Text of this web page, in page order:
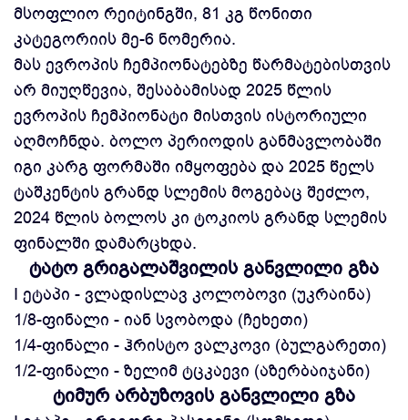
მსოფლიო რეიტინგში, 81 კგ წონითი
კატეგორიის მე-6 ნომერია.
მას ევროპის ჩემპიონატებზე წარმატებისთვის
არ მიუღწევია, შესაბამისად 2025 წლის
ევროპის ჩემპიონატი მისთვის ისტორიული
აღმოჩნდა. ბოლო პერიოდის განმავლობაში
იგი კარგ ფორმაში იმყოფება და 2025 წელს
ტაშკენტის გრანდ სლემის მოგებაც შეძლო,
2024 წლის ბოლოს კი ტოკიოს გრანდ სლემის
ფინალში დამარცხდა.
ტატო გრიგალაშვილის განვლილი გზა
I ეტაპი - ვლადისლავ კოლობოვი (უკრაინა)
1/8-ფინალი - იან სვობოდა (ჩეხეთი)
1/4-ფინალი - ჰრისტო ვალკოვი (ბულგარეთი)
1/2-ფინალი - ზელიმ ტცკაევი (აზერბაიჯანი)
ტიმურ არბუზოვის განვლილი გზა